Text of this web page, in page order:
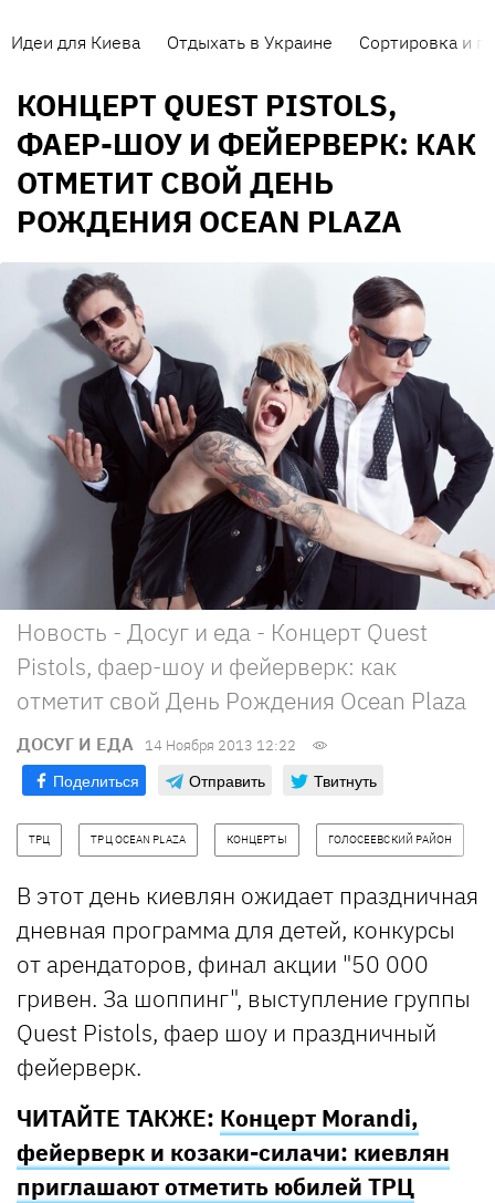
Идеи для Киева Отдыхать в Украине Сортировка и
КОНЦЕРТ QUEST PISTOLS,
ФАЕР-ШОУ И ФЕЙЕРВЕРК: КАК
ОТМЕТИТ СВОЙ ДЕНЬ
РОЖДЕНИЯ OCEAN PLAZA
Новость - Досуг и еда - Концерт Quest
Pistols, фаер-шоу и фейерверк: как
отметит свой День Рождения Ocean Plaza
ДОСУГ И ЕДА 14 Ноября 2013 12:22
Поделиться Отправить Твитнуть
ТРЦ ТРЦ OCEAN PLAZA КОНЦЕРТЫ ГОЛОСЕЕВСКИЙ РАЙОН
В этот день киевлян ожидает праздничная
дневная программа для детей, конкурсы
от арендаторов, финал акции "50 000
гривен. За шоппинг", выступление группы
Quest Pistols, фаер шоу и праздничный
фейерверк.
ЧИТАЙТЕ ТАКЖЕ: Концерт Morandi,
фейерверк и козаки-силачи: киевлян
приглашают отметить юбилей ТРЦ